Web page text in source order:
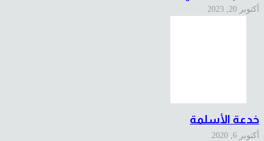
أكتوبر 20, 2023
خدعة الأسلمة
أكتوبر 6, 2020